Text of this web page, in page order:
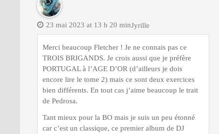
Jyrille
23 mai 2023 at 13 h 20 min
Merci beaucoup Fletcher ! Je ne connais pas ce
TROIS BRIGANDS. Je crois aussi que je préfère
PORTUGAL à l’AGE D’OR (d’ailleurs je dois
encore lire le tome 2) mais ce sont deux exercices
bien différents. En tout cas j’aime beaucoup le trait
de Pedrosa.
Tant mieux pour la BO mais je suis un peu étonné
car c’est un classique, ce premier album de DJ